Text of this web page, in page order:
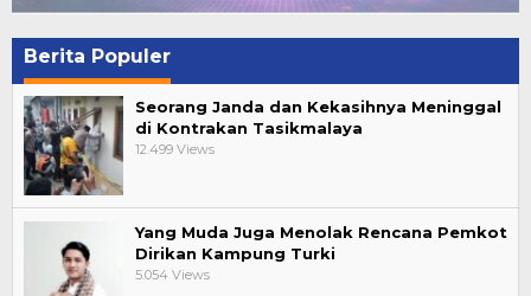
Berita Populer
Seorang Janda dan Kekasihnya Meninggal
di Kontrakan Tasikmalaya
12.499 Views
Yang Muda Juga Menolak Rencana Pemkot
Dirikan Kampung Turki
5.054 Views